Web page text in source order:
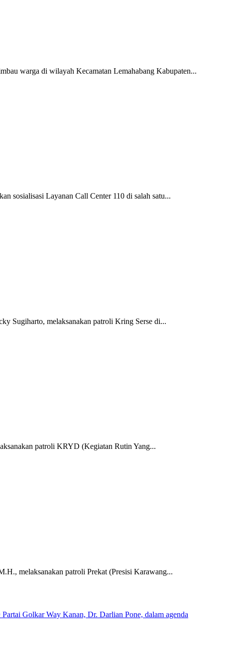
warga di wilayah Kecamatan Lemahabang Kabupaten...
sosialisasi Layanan Call Center 110 di salah satu...
Sugiharto, melaksanakan patroli Kring Serse di...
patroli KRYD (Kegiatan Rutin Yang...
melaksanakan patroli Prekat (Presisi Karawang...
Golkar Way Kanan, Dr. Darlian Pone, dalam agenda